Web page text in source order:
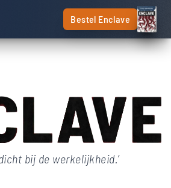
Bestel Enclave
bij de werkelijkheid.’